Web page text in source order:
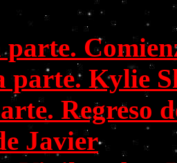
parte. Kylie
Regreso
Javier